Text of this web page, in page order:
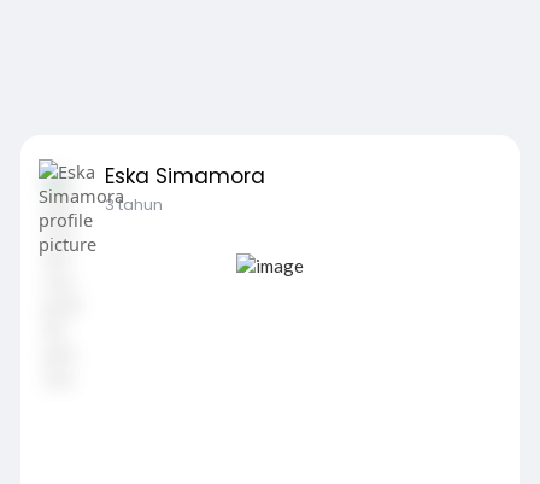
Eska Simamora
3 tahun